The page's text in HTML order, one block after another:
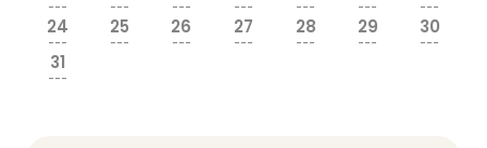
--- --- --- --- --- --- ---
24
---
25
---
26
---
27
---
28
---
29
---
30
---
31
---